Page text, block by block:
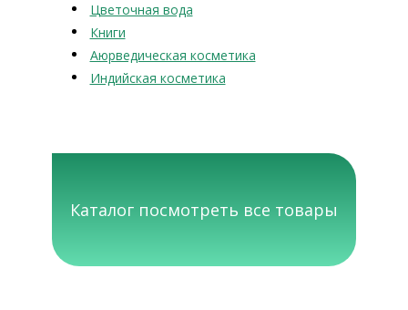
Цветочная вода
Книги
Аюрведическая косметика
Индийская косметика
Каталог посмотреть все товары